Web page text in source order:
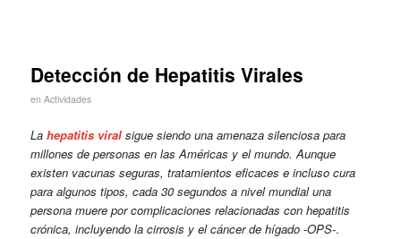
Detección de Hepatitis Virales
en Actividades
La hepatitis viralsigue siendo una amenaza silenciosa para
millones de personas en las Américas y el mundo. Aunque
existen vacunas seguras, tratamientos eficaces e incluso cura
para algunos tipos, cada 30 segundos a nivel mundial una
persona muere por complicaciones relacionadas con hepatitis
crónica, incluyendo la cirrosis y el cáncer de hígado -OPS-.